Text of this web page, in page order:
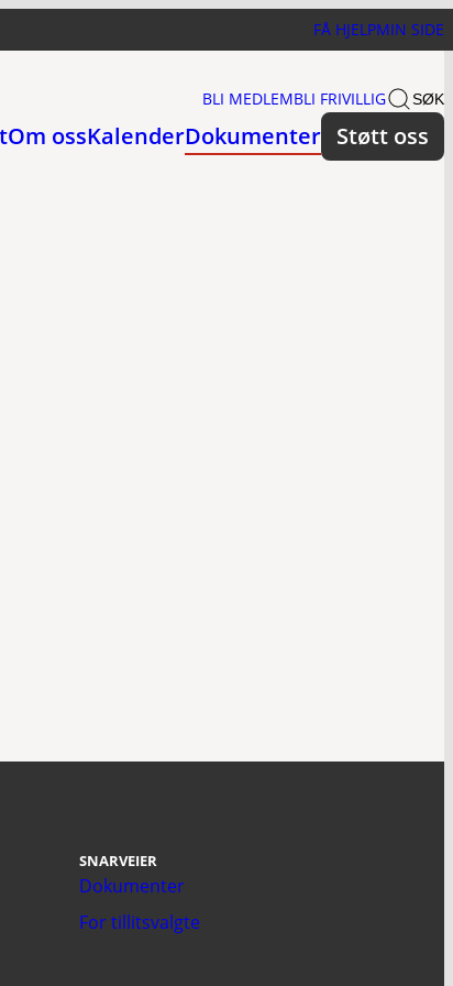
FÅ HJELPMIN SIDE
BLI MEDLEMBLI FRIVILLIG SØK
Om ossKalenderDokumenter Støtt oss
SNARVEIER
Dokumenter
For tillitsvalgte